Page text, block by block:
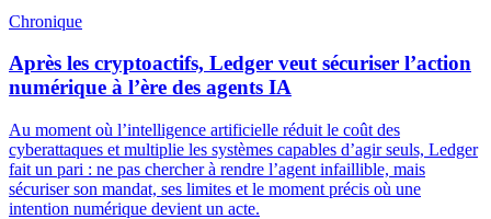
Chronique
Après les cryptoactifs, Ledger veut sécuriser l’action
numérique à l’ère des agents IA
Au moment où l’intelligence artificielle réduit le coût des
cyberattaques et multiplie les systèmes capables d’agir seuls, Ledger
fait un pari : ne pas chercher à rendre l’agent infaillible, mais
sécuriser son mandat, ses limites et le moment précis où une
intention numérique devient un acte.